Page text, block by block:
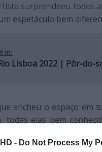
- Do Not Process My
surprendeeu todos
espetáculo bem
Lisboa 2022 | Pôr-do-
encheu o espaço em
todas elas bem
mais recentes,
Além disso, os